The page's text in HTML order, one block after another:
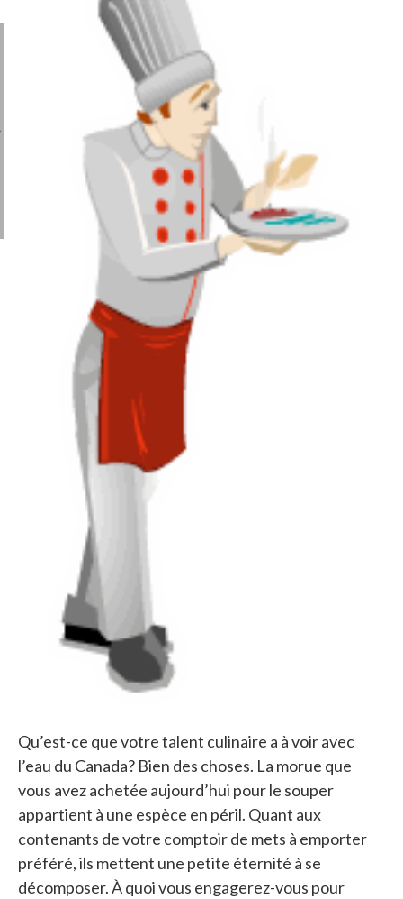
Qu’est-ce que votre talent culinaire a à voir avec
l’eau du Canada? Bien des choses. La morue que
vous avez achetée aujourd’hui pour le souper
appartient à une espèce en péril. Quant aux
contenants de votre comptoir de mets à emporter
préféré, ils mettent une petite éternité à se
décomposer. À quoi vous engagerez-vous pour